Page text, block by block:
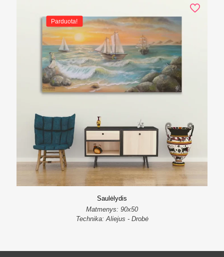
Parduota!
Saulėlydis
Matmenys: 90x50
Technika: Aliejus - Drobė